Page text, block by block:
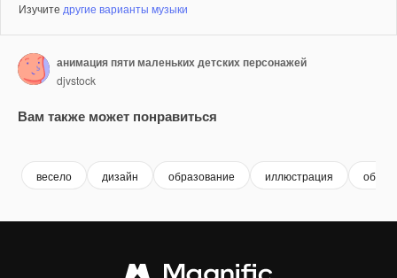
Изучите другие варианты музыки
анимация пяти маленьких детских персонажей
djvstock
Вам также может понравиться
весело дизайн образование иллюстрация